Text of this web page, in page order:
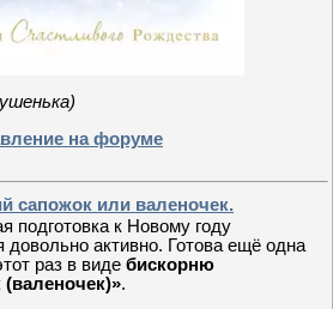
на форуме
сапожок или валеночек.
подготовка к Новому году
активно. Готова ещё одна
раз в виде бискорню
.